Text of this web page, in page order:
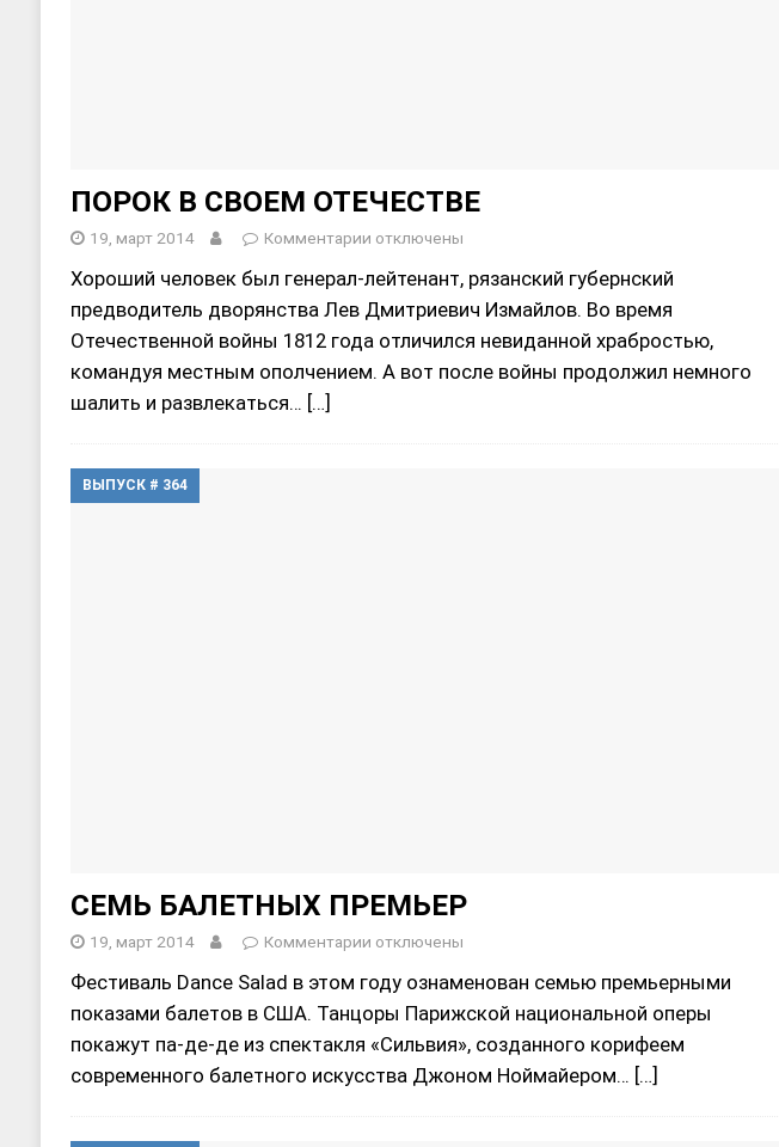
ПОРОК В СВОЕМ ОТЕЧЕСТВЕ
19, март 2014 Комментарии отключены
Хороший человек был генерал-лейтенант, рязанский губернский
предводитель дворянства Лев Дмитриевич Измайлов. Во время
Отечественной войны 1812 года отличился невиданной храбростью,
командуя местным ополчением. А вот после войны продолжил немного
шалить и развлекаться… […]
ВЫПУСК # 364
СЕМЬ БАЛЕТНЫX ПРЕМЬЕР
19, март 2014 Комментарии отключены
Фестиваль Dance Salad в этом году ознаменован семью премьерными
показами балетов в США. Танцоры Парижской национальной оперы
покажут па-де-де из спектакля «Сильвия», созданного корифеем
современного балетного искусства Джоном Ноймайером… […]